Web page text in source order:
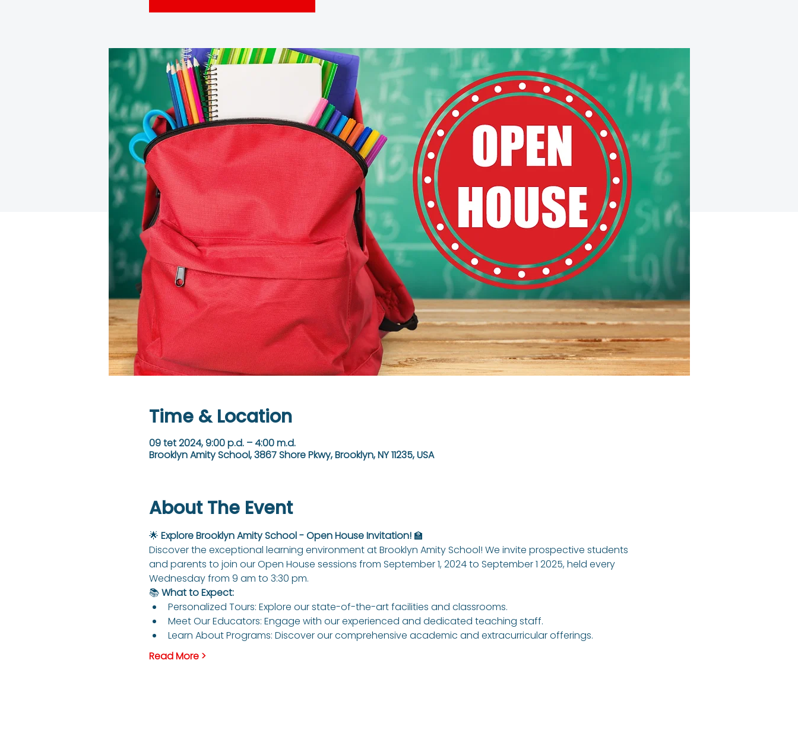
Time & Location
09 tet 2024, 9:00 p.d. – 4:00 m.d.
Brooklyn Amity School, 3867 Shore Pkwy, Brooklyn, NY 11235, USA
About The Event
🌟 Explore Brooklyn Amity School - Open House Invitation! 🏫
Discover the exceptional learning environment at Brooklyn Amity School! We invite prospective students
and parents to join our Open House sessions from September 1, 2024 to September 1 2025, held every
Wednesday from 9 am to 3:30 pm.
📚 What to Expect:
Personalized Tours: Explore our state-of-the-art facilities and classrooms.
Meet Our Educators: Engage with our experienced and dedicated teaching staff.
Learn About Programs: Discover our comprehensive academic and extracurricular offerings.
Read More >